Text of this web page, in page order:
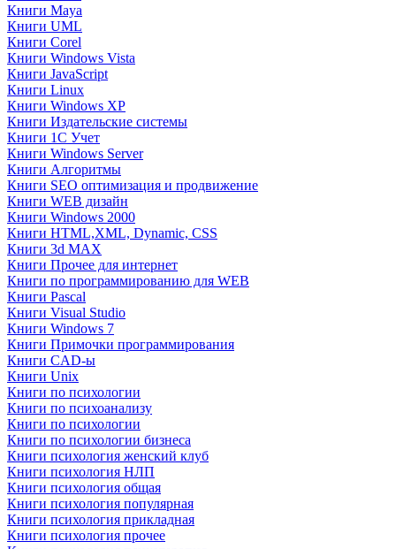
Книги Maya
Книги UML
Книги Corel
Книги Windows Vista
Книги JavaScript
Книги Linux
Книги Windows XP
Книги Издательские системы
Книги 1C Учет
Книги Windows Server
Книги Алгоритмы
Книги SEO оптимизация и продвижение
Книги WEB дизайн
Книги Windows 2000
Книги HTML,XML, Dynamic, CSS
Книги 3d MAX
Книги Прочее для интернет
Книги по программированию для WEB
Книги Pascal
Книги Visual Studio
Книги Windows 7
Книги Примочки программирования
Книги CAD-ы
Книги Unix
Книги по психологии
Книги по психоанализу
Книги по психологии
Книги по психологии бизнеса
Книги психология женский клуб
Книги психология НЛП
Книги психология общая
Книги психология популярная
Книги психология прикладная
Книги психология прочее